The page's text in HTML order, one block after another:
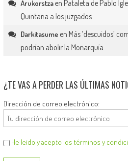
Arukorstzaen Pataleta de Pablo
Quintana a los juzgados
Darkitasume en Más ‘descuidos’
podrían abolir la Monarquía
¿TE VAS A PERDER LAS ÚLTIMAS
Dirección de correo electrónico:
He leído y acepto los términos y